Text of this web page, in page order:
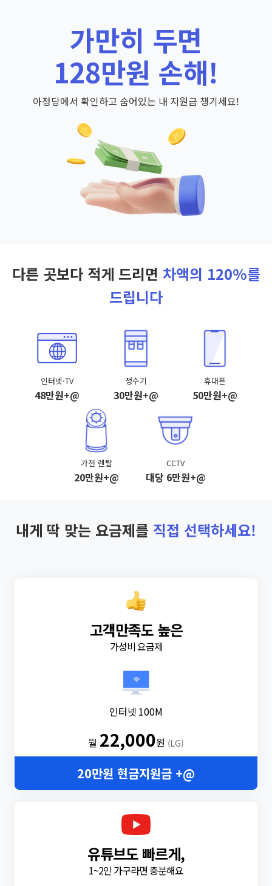
가만히 두면
128만원 손해!
아정당에서 확인하고 숨어있는 내 지원금 챙기세요!
다른 곳보다 적게 드리면 차액의 120%를
드립니다
인터넷·TV
48만원+@
정수기
30만원+@
휴대폰
50만원+@
가전 렌탈
20만원+@
CCTV
대당 6만원+@
내게 딱 맞는 요금제를 직접 선택하세요!
고객만족도 높은
가성비 요금제
인터넷 100M
월 22,000원 (LG)
20만원 현금지원금 +@
유튜브도 빠르게,
1~2인 가구라면 충분해요